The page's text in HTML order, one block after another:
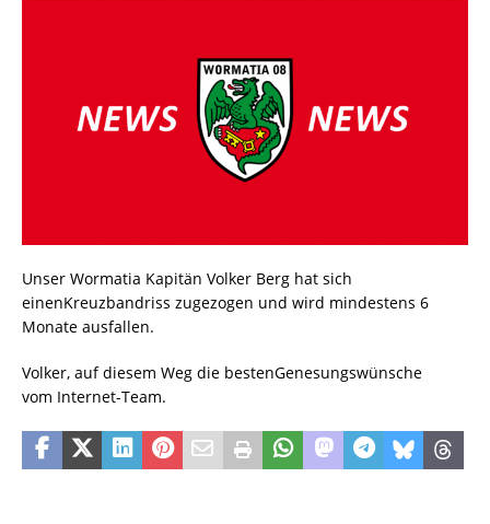
Unser Wormatia Kapitän Volker Berg hat sich
einenKreuzbandriss zugezogen und wird mindestens 6
Monate ausfallen.
Volker, auf diesem Weg die bestenGenesungswünsche
vom Internet-Team.